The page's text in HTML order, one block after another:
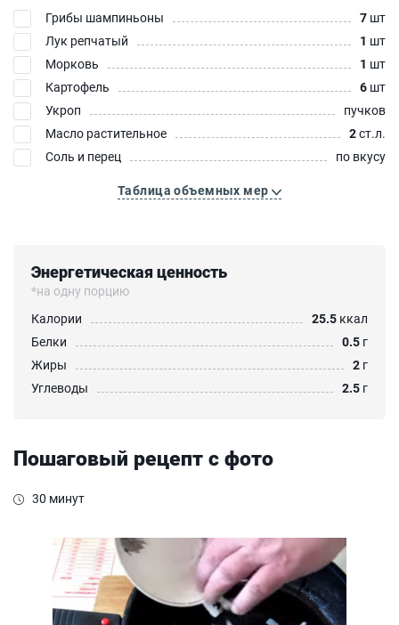
Грибы шампиньоны 7 шт
Лук репчатый
1 шт
Морковь
1 шт
Картофель
6 шт
Укроп
пучков
Масло растительное
2ст.л.
Соль и перец
по вкусу
Таблица объемных мер
Энергетическая ценность
*на одну порцию
Калории
25.5 ккал
Белки
0.5 г
Жиры
2 г
Углеводы
2.5 г
Пошаговый рецепт с фото
30 минут